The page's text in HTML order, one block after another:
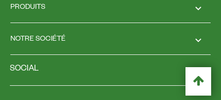
PRODUITS 
NOTRE SOCIÉTÉ 
SOCIAL